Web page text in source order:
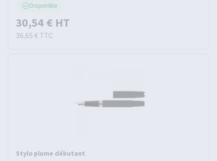
Disponible
30,54 € HT
36,65 € TTC
Stylo plume débutant